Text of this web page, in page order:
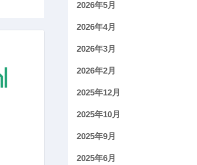
2026年5月
2026年4月
2026年3月
2026年2月
2025年12月
2025年10月
2025年9月
2025年6月